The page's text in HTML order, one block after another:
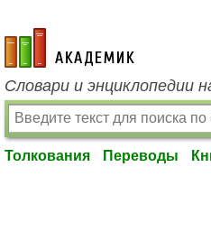
academic.ru
Словари и энциклопедии
Толкования Переводы